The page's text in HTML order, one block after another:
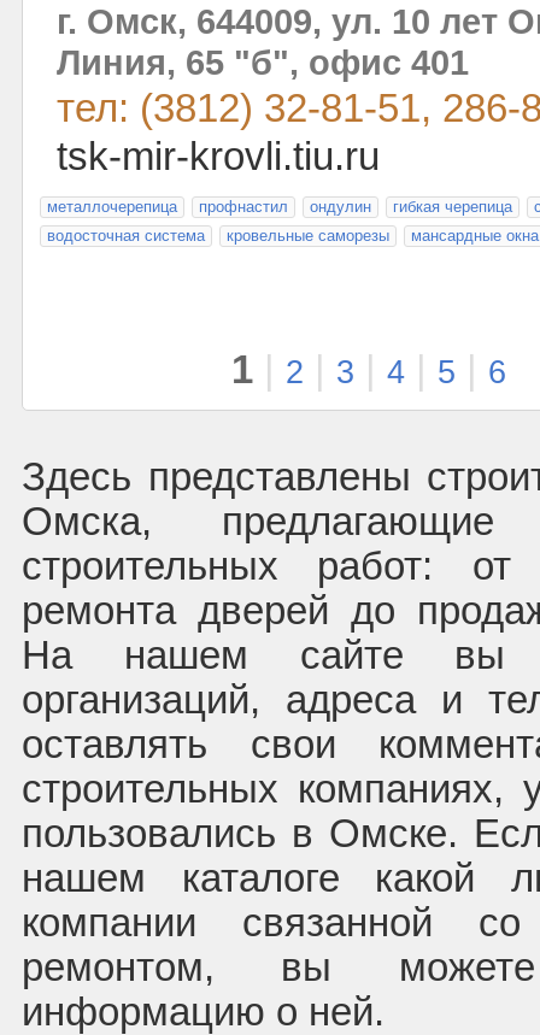
г. Омск, 644009, ул. 10 лет
Линия, 65 "б", офис 401
тел: (3812) 32-81-51, 286-
tsk-mir-krovli.tiu.ru
металлочерепица профнастил ондулин гибкая черепица
водосточная система
кровельные саморезы мансардные окна
1 2 3 4 5 6
Здесь представлены
Омска,
строительных работ:
ремонта дверей до
На нашем сайте вы
организаций, адреса и
оставлять свои
строительных компаниях,
пользовались в Омске.
нашем каталоге какой
компании связанной
ремонтом, вы
информацию о ней.